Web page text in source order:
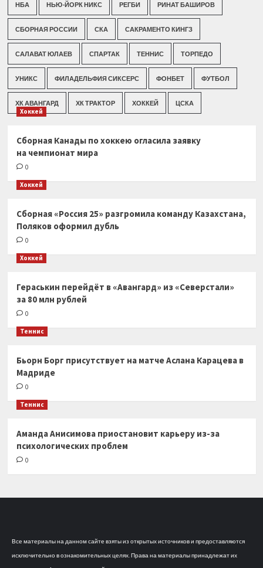
НБА НЬЮ-ЙОРК НИКС РЕГБИ РИНАТ БАШИРОВ
СБОРНАЯ РОССИИ СКА САКРАМЕНТО КИНГЗ
САЛАВАТ ЮЛАЕВ СПАРТАК ТЕННИС ТОРПЕДО
УНИКС ФИЛАДЕЛЬФИЯ СИКСЕРС ФОНБЕТ ФУТБОЛ
ХК АВАНГАРД ХК ТРАКТОР ХОККЕЙ ЦСКА
Хоккей
Сборная Канады по хоккею огласила заявку
на чемпионат мира
0
Хоккей
Сборная «Россия 25» разгромила команду Казахстана,
Поляков оформил дубль
0
Хоккей
Гераськин перейдёт в «Авангард» из «Северстали»
за 80 млн рублей
0
Теннис
Бьорн Борг присутствует на матче Аслана Карацева в
Мадриде
0
Теннис
Аманда Анисимова приостановит карьеру из-за
психологических проблем
0
Все материалы на данном сайте взяты из открытых источников и предоставляются
исключительно в ознакомительных целях. Права на материалы принадлежат их